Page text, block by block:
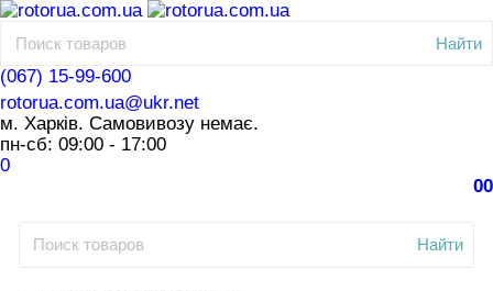
Найти
(067) 15-99-600
rotorua.com.ua@ukr.net
м. Харків. Самовивозу немає.
пн-сб: 09:00 - 17:00
0
00
Найти